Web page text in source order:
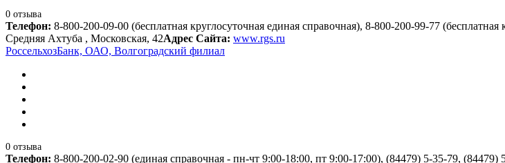
0 отзыва
Телефон: 8-800-200-09-00 (бесплатная круглосуточная единая справочная), 8-800-200-99-77
Средняя Ахтуба , Московская, 42Адрес Сайта: www.rgs.ru
РоссельхозБанк, ОАО, Волгоградский филиал
0 отзыва
Телефон: 8-800-200-02-90 (единая справочная - пн-чт 9:00-18:00, пт 9:00-17:00), (84479) 5-35-79, (84479)